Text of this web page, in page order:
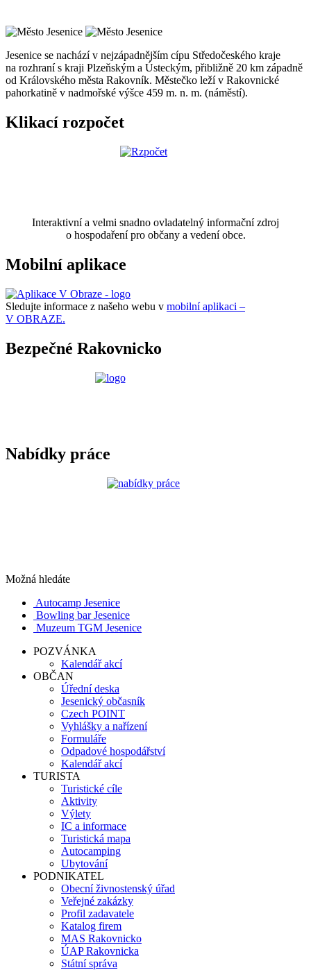
Jesenice se nachází v nejzápadnějším cípu Středočeského kraje
na rozhraní s kraji Plzeňským a Ústeckým, přibližně 20 km západně
od Královského města Rakovník. Městečko leží v Rakovnické
pahorkatině v nadmořské výšce 459 m. n. m. (náměstí).
Klikací rozpočet
Interaktivní a velmi snadno ovladatelný informační zdroj
o hospodaření pro občany a vedení obce.
Mobilní aplikace
Sledujte informace z našeho webu v mobilní aplikaci –
V OBRAZE.
Bezpečné Rakovnicko
Nabídky práce
Možná hledáte
Autocamp Jesenice
Bowling bar Jesenice
Muzeum TGM Jesenice
POZVÁNKA
Kalendář akcí
OBČAN
Úřední deska
Jesenický občasník
Czech POINT
Vyhlášky a nařízení
Formuláře
Odpadové hospodářství
Kalendář akcí
TURISTA
Turistické cíle
Aktivity
Výlety
IC a informace
Turistická mapa
Autocamping
Ubytování
PODNIKATEL
Obecní živnostenský úřad
Veřejné zakázky
Profil zadavatele
Katalog firem
MAS Rakovnicko
ÚAP Rakovnicka
Státní správa